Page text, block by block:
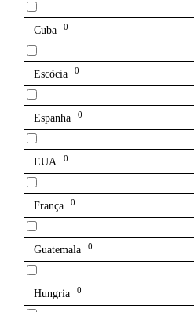
Cuba 0
Escócia 0
Espanha 0
EUA 0
França 0
Guatemala 0
Hungria 0